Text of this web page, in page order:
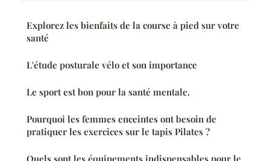
Explorez les bienfaits de la course à pied sur votre
santé
L'étude posturale vélo et son importance
Le sport est bon pour la santé mentale.
Pourquoi les femmes enceintes ont besoin de
pratiquer les exercices sur le tapis Pilates ?
Quels sont les équipements indispensables pour le